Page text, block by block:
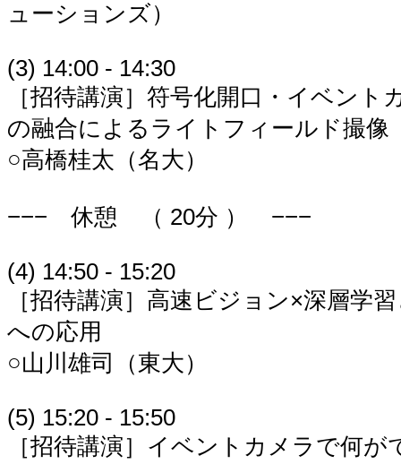
ューションズ）
(3) 14:00 - 14:30
［招待講演］符号化開口・イベント
の融合によるライトフィールド撮像
○高橋桂太（名大）
−−− 休憩 （ 20分 ） −−−
(4) 14:50 - 15:20
［招待講演］高速ビジョン×深層学
への応用
○山川雄司（東大）
(5) 15:20 - 15:50
［招待講演］イベントカメラで何